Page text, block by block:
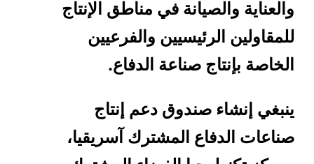
والعناية والصيانة في مناطق الإنتاج
للمقاولين الرئيسيين والفرعيين
الخاصة بإنتاج صناعة الدفاع.
ينبغي إنشاء صندوق دعم إنتاج
صناعات الدفاع المشترك آسريقيا،